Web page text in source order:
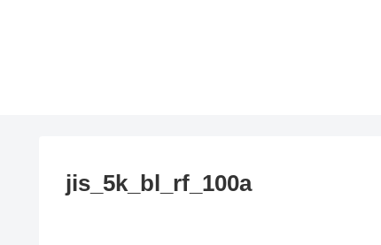
jis_5k_bl_rf_100a